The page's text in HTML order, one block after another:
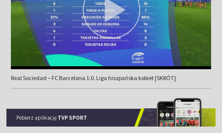
Real Sociedad – FC Barcelona 1:0. Liga hiszpańska kobiet [SKRÓT]
Pobierz aplikację TVP SPORT